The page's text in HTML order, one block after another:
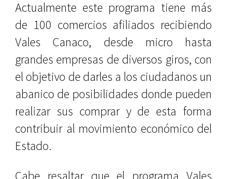
Actualmente este programa tiene más
de 100 comercios afiliados recibiendo
Vales Canaco, desde micro hasta
grandes empresas de diversos giros, con
el objetivo de darles a los ciudadanos un
abanico de posibilidades donde pueden
realizar sus comprar y de esta forma
contribuir al movimiento económico del
Estado.
Cabe resaltar que el programa Vales